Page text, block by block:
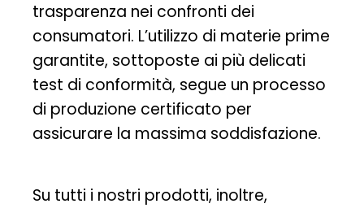
trasparenza nei confronti dei
consumatori. L’utilizzo di materie prime
garantite, sottoposte ai più delicati
test di conformità, segue un processo
di produzione certificato per
assicurare la massima soddisfazione.
Su tutti i nostri prodotti, inoltre,